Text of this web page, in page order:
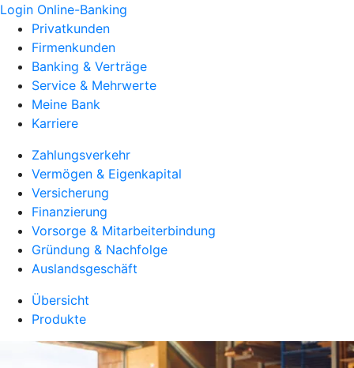
Login Online-Banking
Privatkunden
Firmenkunden
Banking & Verträge
Service & Mehrwerte
Meine Bank
Karriere
Zahlungsverkehr
Vermögen & Eigenkapital
Versicherung
Finanzierung
Vorsorge & Mitarbeiterbindung
Gründung & Nachfolge
Auslandsgeschäft
Übersicht
Produkte